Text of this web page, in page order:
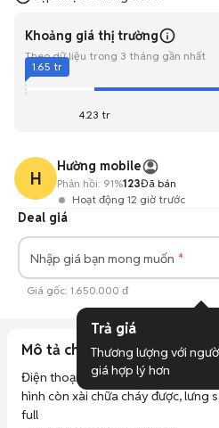
Khoảng giá thị trường
Theo dữ liệu trong 3 tháng gần nhất
4.23 tr
1.65 tr
H
Hường mobile
Hoạt động 12 giờ trước
Phản hồi: 91%123Đã bán
Deal giá
Nhập giá bạn mong muốn
Giá gốc: 1.650.000 đ
Mô tả chi tiết
Điện thoại Oppo Find X2 màu
hình còn xài chữa cháy được, lưng
full
Trả giá
Thương lượng với
giá hợp lý hơn